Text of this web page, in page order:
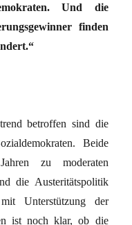
Und die
finden
betroffen sind die
Beide
zu moderaten
die Austeritätspolitik
Unterstützung der
ist noch klar, ob die